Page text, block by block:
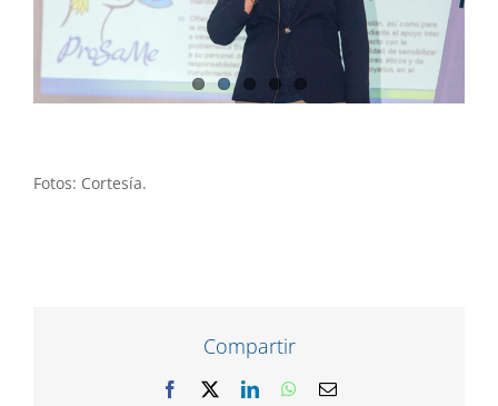
Fotos: Cortesía.
Compartir
Facebook LinkedInWhatsApp
Correo